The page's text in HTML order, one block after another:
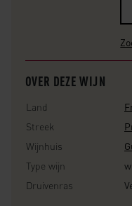
OVER DEZE WIJN
Land
Streek
Wijnhuis
Type wijn
Druivenras